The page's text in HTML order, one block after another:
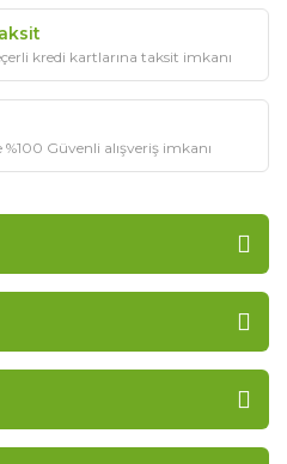
kredi kartlarına taksit imkanı
%100 Güvenli alışveriş imkanı